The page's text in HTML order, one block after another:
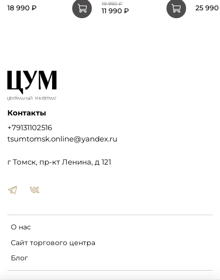
18 990 ₽
19 990 ₽
11 990 ₽ 25
О нас
Сайт торгового центра
Блог
Контакты
+79131102516
tsumtomsk.online@yandex.ru
г Томск, пр-кт Ленина, д 121